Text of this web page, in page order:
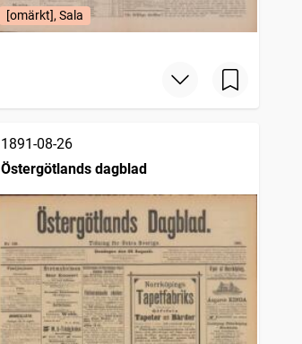
[omärkt], Sala
1891-08-26
Östergötlands dagblad